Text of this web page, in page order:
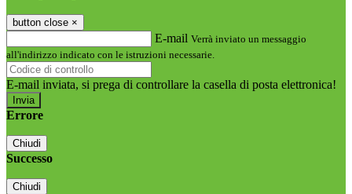
button close ×
E-mail Verrà inviato un messaggio
all'indirizzo indicato con le istruzioni necessarie.
E-mail inviata, si prega di controllare la casella di posta elettronica!
Errore
Chiudi
Successo
Chiudi